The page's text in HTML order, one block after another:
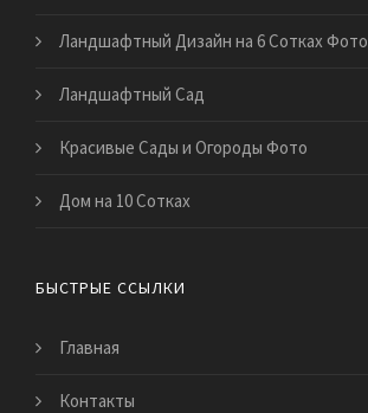
Ландшафтный Дизайн на 6 Сотках Фото
Ландшафтный Сад
Красивые Сады и Огороды Фото
Дом на 10 Сотках
БЫСТРЫЕ ССЫЛКИ
Главная
Контакты